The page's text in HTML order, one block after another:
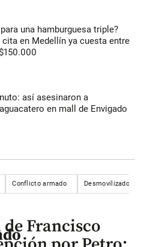
una hamburguesa triple?
cita en Medellín ya cuesta entre
así asesinaron a
en mall de Envigado
Conflicto armado Desmovilizados
Francisco